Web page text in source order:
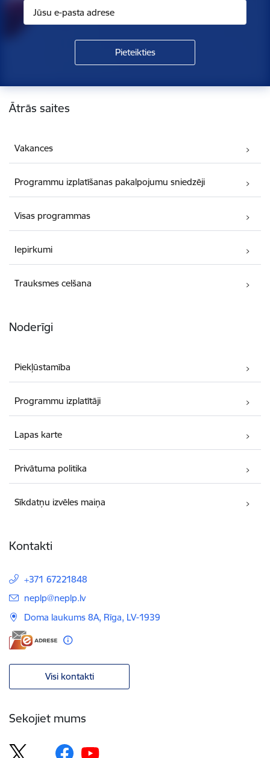
Kājene
Ātrās saites
Vakances
Programmu izplatīšanas pakalpojumu sniedzēji
Visas programmas
Iepirkumi
Trauksmes celšana
Noderīgi
Piekļūstamība
Programmu izplatītāji
Lapas karte
Privātuma politika
Sīkdatņu izvēles maiņa
Kontakti
+371 67221848
E-pasts:
neplp@neplp.lv
Doma laukums 8A, Rīga, LV-1939
Visi kontakti
Sekojiet mums